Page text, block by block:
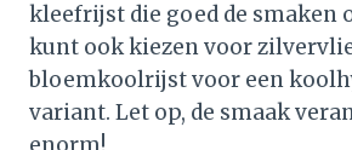
kleefrijst die goed de smaken
kunt ook kiezen voor
bloemkoolrijst voor een
variant. Let op, de smaak